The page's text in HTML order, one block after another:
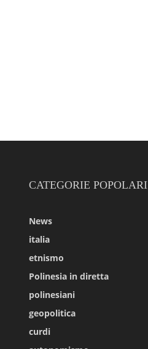
CATEGORIE POPOLARI
News
italia
etnismo
Polinesia in diretta
polinesiani
geopolitica
curdi